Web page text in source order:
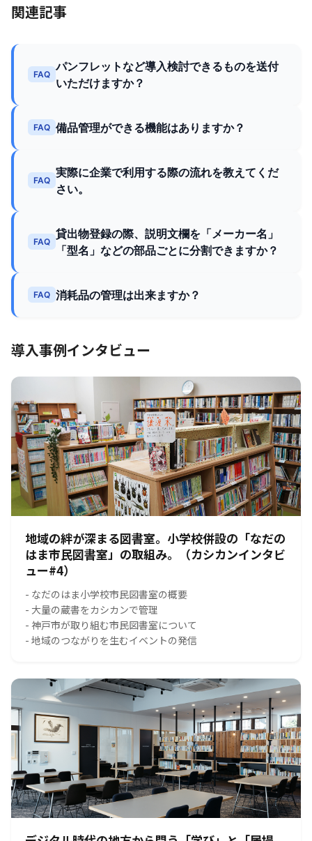
関連記事
FAQ
パンフレットなど導入検討できるものを送付
いただけますか？
FAQ 備品管理ができる機能はありますか？
FAQ
実際に企業で利用する際の流れを教えてくだ
さい。
FAQ
貸出物登録の際、説明文欄を「メーカー名」
「型名」などの部品ごとに分割できますか？
FAQ 消耗品の管理は出来ますか？
導入事例インタビュー
地域の絆が深まる図書室。小学校併設の「なだの
はま市民図書室」の取組み。（カシカンインタビ
ュー#4）
- なだのはま小学校市民図書室の概要
- 大量の蔵書をカシカンで管理
- 神戸市が取り組む市民図書室について
- 地域のつながりを生むイベントの発信